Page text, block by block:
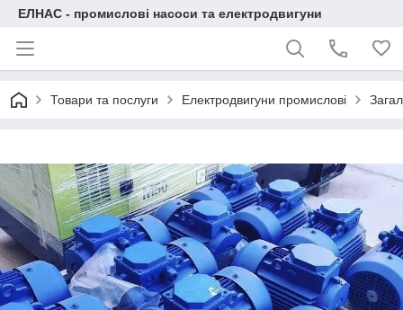
ЕЛНАС - промислові насоси та електродвигуни
Товари та послуги Електродвигуни промислові